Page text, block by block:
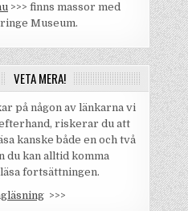
>>> finns massor med
Museum.
VETA MERA!
på någon av länkarna vi
riskerar du att
kanske både en och två
du kan alltid komma
fortsättningen.
>>>